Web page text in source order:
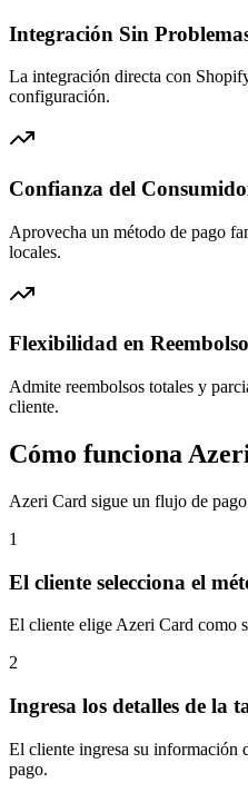
Integración Sin
La integración directa con
configuración.
Confianza del
Aprovecha un método de pago
locales.
Flexibilidad en
Admite reembolsos totales y
cliente.
Cómo funciona
Azeri Card sigue un flujo de
1
El cliente selecciona el
El cliente elige Azeri Card como
2
Ingresa los detalles de la
El cliente ingresa su información
pago.